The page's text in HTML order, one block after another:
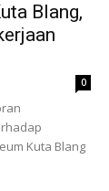
Blang,
0
Kuta Blang